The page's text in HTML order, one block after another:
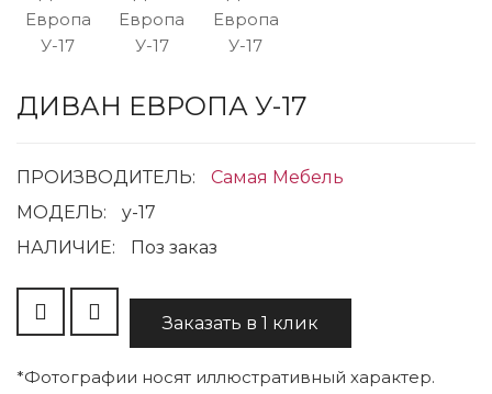
ДИВАН ЕВРОПА У-17
ПРОИЗВОДИТЕЛЬ:
Самая Мебель
МОДЕЛЬ:
y-17
НАЛИЧИЕ:
Поз заказ
Заказать в 1 клик
*Фотографии носят иллюстративный характер.